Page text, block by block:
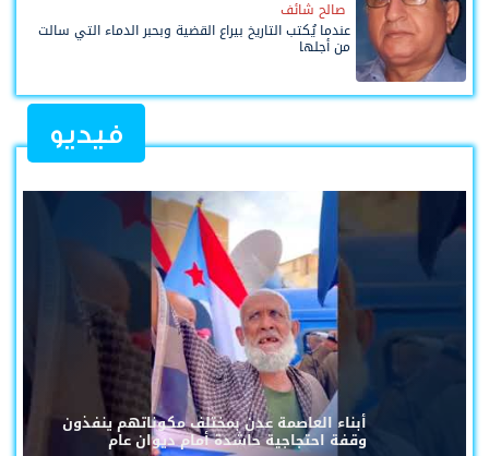
صالح شائف
عندما يُكتب التاريخ بيراع القضية وبحبر الدماء التي سالت
من أجلها
فيديو
أبناء العاصمة عدن بمختلف مكوناتهم ينفذون
وقفة احتجاجية حاشدة أمام ديوان عام